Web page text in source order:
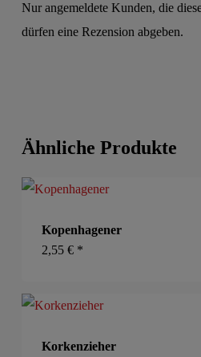
Nur angemeldete Kunden, die
dürfen eine Rezension abgeben.
Ähnliche Produkte
Kopenhagener
2,55 € *
Korkenzieher